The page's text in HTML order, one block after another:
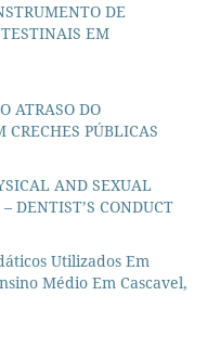
DE
EM
ATRASO DO
PÚBLICAS
AND SEXUAL
DENTIST’S CONDUCT
Utilizados Em
Médio Em Cascavel,